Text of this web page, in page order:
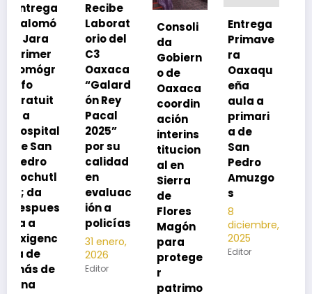
Recibe
Laborat
orio del
C3
Oaxaca
“Galard
ón Rey
Pacal
2025”
por su
calidad
en
evaluac
ión a
policías
31 enero,
2026
Editor
Consoli
da
Gobiern
o de
Oaxaca
coordin
ación
interins
titucion
al en
Sierra
de
Flores
Magón
para
protege
r
Entrega
Primave
ra
Oaxaqu
eña
aula a
primari
a de
San
Pedro
Amuzgo
s
8
diciembre,
2025
Editor
Exhorta
SSO a
rse de
neumoc
oco
para
preveni
r la
neumon
ía
2025
Editor